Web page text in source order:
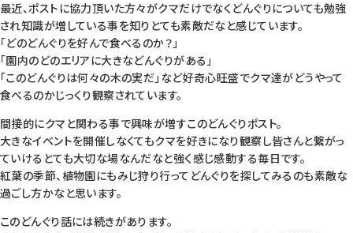
最近、ポストに協力頂いた方々がクマだけでなくどんぐりについても勉強
され知識が増している事を知りとても素敵だなと感じています。
「どのどんぐりを好んで食べるのか？」
「園内のどのエリアに大きなどんぐりがある」
「このどんぐりは何々の木の実だ」など好奇心旺盛でクマ達がどうやって
食べるのかじっくり観察されています。
間接的にクマと関わる事で興味が増すこのどんぐりポスト。
大きなイベントを開催しなくてもクマを好きになり観察し皆さんと繋がっ
ていけるとても大切な場なんだなと強く感じ感動する毎日です。
紅葉の季節、植物園にもみじ狩り行ってどんぐりを探してみるのも素敵な
過ごし方かなと思います。
このどんぐり話には続きがあります。